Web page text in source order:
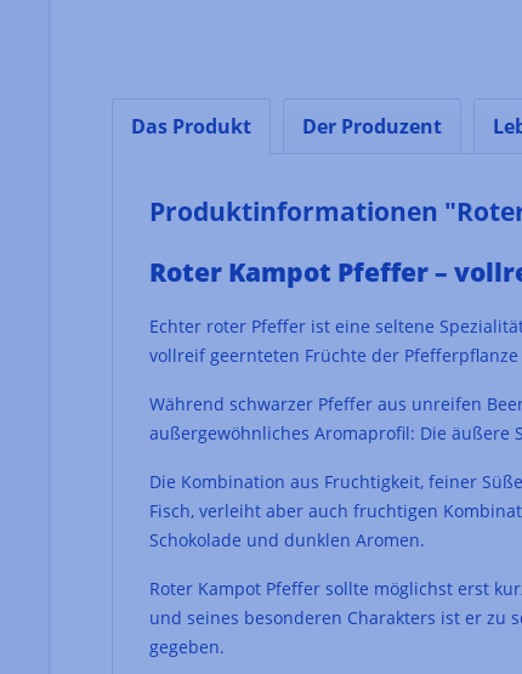
Das Produkt Der Produzent
Produktinformationen
Roter Kampot Pfeffer –
Echter roter Pfeffer ist eine seltene
vollreif geernteten Früchte der
Während schwarzer Pfeffer aus unreifen
außergewöhnliches Aromaprofil: Die
Die Kombination aus Fruchtigkeit, feiner
Fisch, verleiht aber auch fruchtigen
Schokolade und dunklen Aromen.
Roter Kampot Pfeffer sollte möglichst erst
und seines besonderen Charakters ist er zu
gegeben.